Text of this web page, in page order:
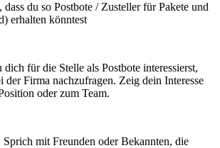
du so Postbote / Zusteller für Pakete und
erhalten könntest
für die Stelle als Postbote interessierst,
der Firma nachzufragen. Zeig dein Interesse
oder zum Team.
mit Freunden oder Bekannten, die